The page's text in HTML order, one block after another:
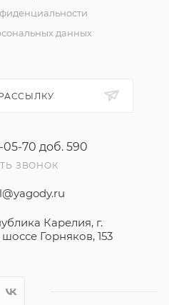
данных
05-70 доб. 590
ЗВОНОК
Карелия, г.
Горняков, 153